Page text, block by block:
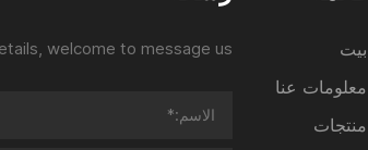
بيت
معلومات عنا
منتجات
welcome to message us.